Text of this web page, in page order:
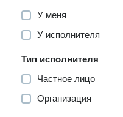
У меня
У исполнителя
Тип исполнителя
Частное лицо
Организация